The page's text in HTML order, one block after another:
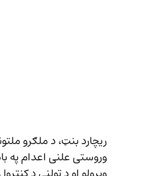
ريچارد بنټ، د ملګرو
وروستی علنی اعدام په